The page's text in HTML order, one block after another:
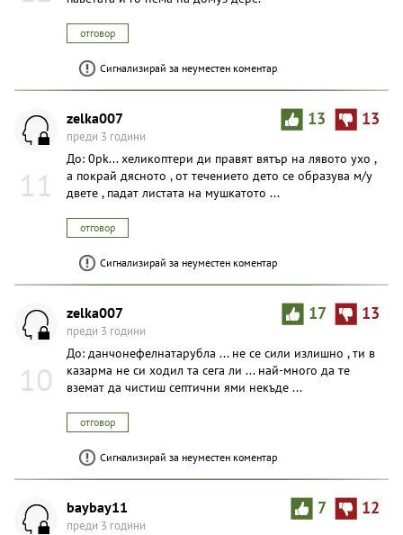
отговор
Сигнализирай за неуместен коментар
11
13 13
zelka007
преди 3 години
До: 0pk... хеликоптери ди правят вятър на лявото ухо ,
а покрай дясното , от течението дето се образува м/у
двете , падат листата на мушкатото ...
отговор
Сигнализирай за неуместен коментар
10
17 13
zelka007
преди 3 години
До: данчонефелнатарубла ... не се сили излишно , ти в
казарма не си ходил та сега ли ... най-много да те
вземат да чистиш септични ями некъде ...
отговор
Сигнализирай за неуместен коментар
7 12
baybay11
преди 3 години